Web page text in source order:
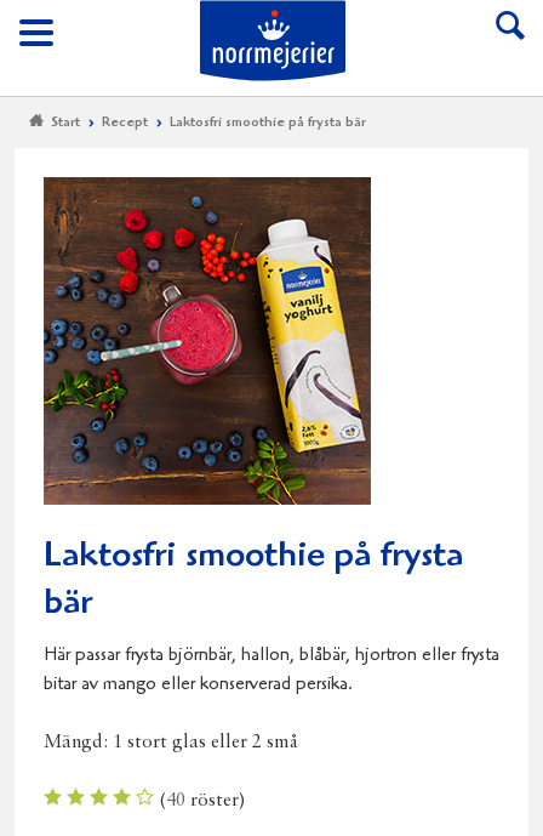
Meny
Till Norrmejerier
Start Recept Laktosfri smoothie på frysta bär
Laktosfri smoothie på frysta
bär
Här passar frysta björnbär, hallon, blåbär, hjortron eller frysta
bitar av mango eller konserverad persika.
Mängd: 1 stort glas eller 2 små
(40 röster)